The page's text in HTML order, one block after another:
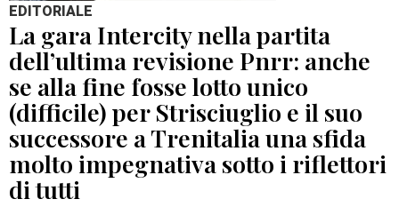
EDITORIALE
La gara Intercity nella partita
dell’ultima revisione Pnrr: anche
se alla fine fosse lotto unico
(difficile) per Strisciuglio e il suo
successore a Trenitalia una sfida
molto impegnativa sotto i riflettori
di tutti